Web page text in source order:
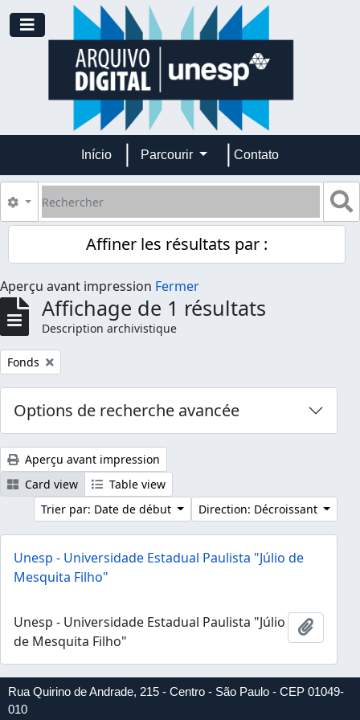
Skip to main content
Toggle navigation
Início Parcourir Contato
Rechercher
Search options
Affiner les résultats par :
Aperçu avant impression Fermer
Affichage de 1 résultats
Description archivistique
Remove filter:
Fonds
Options de recherche avancée
Aperçu avant impression
Card view
Table view
Trier par: Date de début
Direction: Décroissant
Unesp - Universidade Estadual Paulista "Júlio de
Mesquita Filho"
Unesp - Universidade Estadual Paulista "Júlio
de Mesquita Filho"
Ajouter
Rua Quirino de Andrade, 215 - Centro - São Paulo - CEP 01049-
010